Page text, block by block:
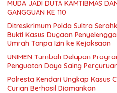
MUDA JADI DUTA KAMTIBMAS
GANGGUAN KE 110
Ditreskrimum Polda Sultra
Bukti Kasus Dugaan
Umrah Tanpa Izin ke Kejaksaan
UNIMEN Tambah Delapan
Penguatan Daya Saing
Polresta Kendari Ungkap Kasus
Curian Berhasil Diamankan